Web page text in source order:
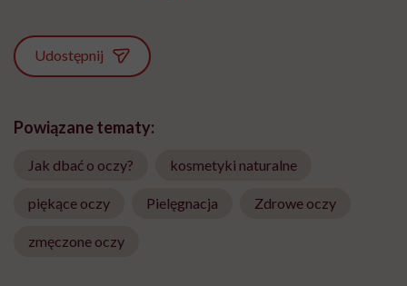
Udostępnij
Powiązane tematy:
Jak dbać o oczy? kosmetyki naturalne
piękące oczy Pielęgnacja Zdrowe oczy
zmęczone oczy